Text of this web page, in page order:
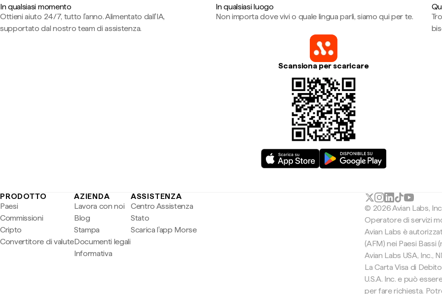
In qualsiasi momento
Ottieni aiuto 24/7, tutto l'anno. Alimentato dall'IA,
supportato dal nostro team di assistenza.
In qualsiasi luogo
Non importa dove vivi o quale lingua parli, siamo qui per te.
Scansiona per scaricare
PRODOTTO
Paesi
Commissioni
Cripto
Convertitore di valute
AZIENDA
Lavora con noi
Blog
Stampa
Documenti legali
Informativa
ASSISTENZA
Centro Assistenza
Stato
Scarica l'app Morse
© 2026 Avian Labs, Inc
Operatore di servizi
Avian Labs è
(AFM) nei Paesi
Avian Labs USA, Inc.,
La Carta Visa di
U.S.A. Inc. e può
per fare richiesta.